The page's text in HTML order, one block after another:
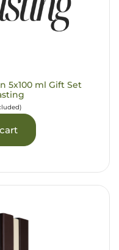
5x100 ml Gift Set